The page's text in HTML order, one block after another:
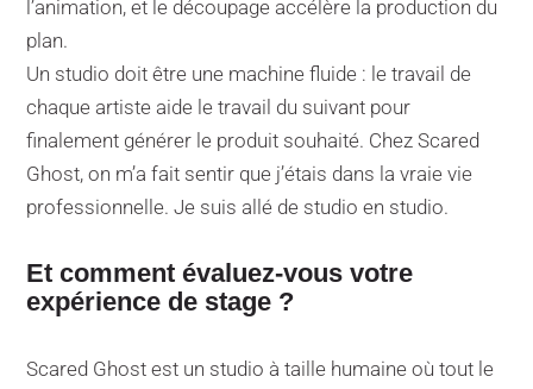
l’animation, et le découpage accélère la production du
plan.
Un studio doit être une machine fluide : le travail de
chaque artiste aide le travail du suivant pour
finalement générer le produit souhaité. Chez Scared
Ghost, on m’a fait sentir que j’étais dans la vraie vie
professionnelle. Je suis allé de studio en studio.
Et comment évaluez-vous votre
expérience de stage ?
Scared Ghost est un studio à taille humaine où tout le